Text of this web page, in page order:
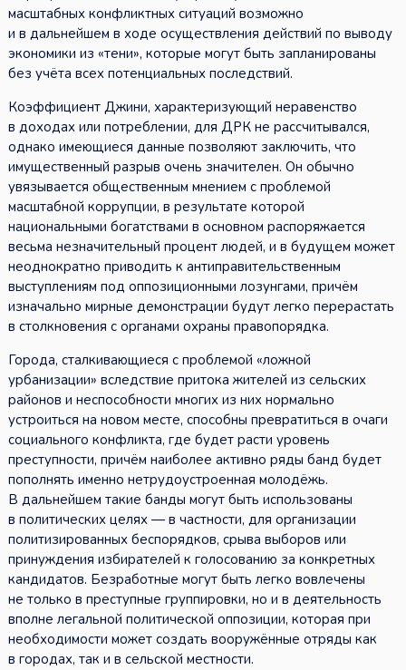
масштабных конфликтных ситуаций возможно
и в дальнейшем в ходе осуществления действий по выводу
экономики из «тени», которые могут быть запланированы
без учёта всех потенциальных последствий.
Коэффициент Джини, характеризующий неравенство
в доходах или потреблении, для ДРК не рассчитывался,
однако имеющиеся данные позволяют заключить, что
имущественный разрыв очень значителен. Он обычно
увязывается общественным мнением с проблемой
масштабной коррупции, в результате которой
национальными богатствами в основном распоряжается
весьма незначительный процент людей, и в будущем может
неоднократно приводить к антиправительственным
выступлениям под оппозиционными лозунгами, причём
изначально мирные демонстрации будут легко перерастать
в столкновения с органами охраны правопорядка.
Города, сталкивающиеся с проблемой «ложной
урбанизации» вследствие притока жителей из сельских
районов и неспособности многих из них нормально
устроиться на новом месте, способны превратиться в очаги
социального конфликта, где будет расти уровень
преступности, причём наиболее активно ряды банд будет
пополнять именно нетрудоустроенная молодёжь.
В дальнейшем такие банды могут быть использованы
в политических целях — в частности, для организации
политизированных беспорядков, срыва выборов или
принуждения избирателей к голосованию за конкретных
кандидатов. Безработные могут быть легко вовлечены
не только в преступные группировки, но и в деятельность
вполне легальной политической оппозиции, которая при
необходимости может создать вооружённые отряды как
в городах, так и в сельской местности.